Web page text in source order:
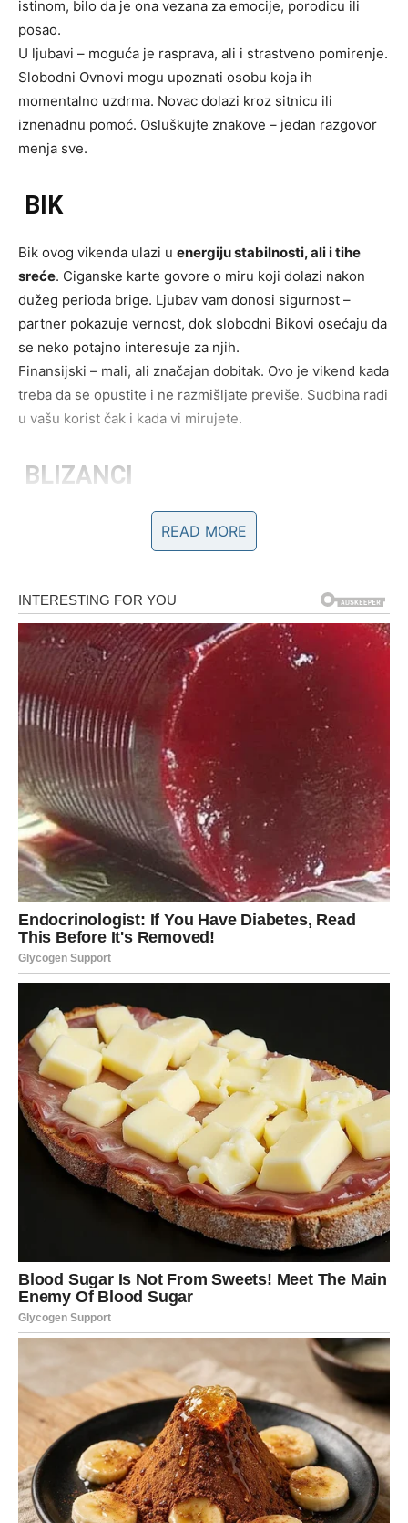
istinom, bilo da je ona vezana za emocije, porodicu ili
posao.
U ljubavi – moguća je rasprava, ali i strastveno pomirenje.
Slobodni Ovnovi mogu upoznati osobu koja ih
momentalno uzdrma. Novac dolazi kroz sitnicu ili
iznenadnu pomoć. Osluškujte znakove – jedan razgovor
menja sve.
BIK
Bik ovog vikenda ulazi u energiju stabilnosti, ali i tihe
sreće. Ciganske karte govore o miru koji dolazi nakon
dužeg perioda brige. Ljubav vam donosi sigurnost –
partner pokazuje vernost, dok slobodni Bikovi osećaju da
se neko potajno interesuje za njih.
Finansijski – mali, ali značajan dobitak. Ovo je vikend kada
treba da se opustite i ne razmišljate previše. Sudbina radi
u vašu korist čak i kada vi mirujete.
BLIZANCI
Za Blizance je ovo vikenddvojnosti i unutrašnjih dilema
Ciganska sudbina pokazuje dve staze – jednu poznatu i
prošlosti, a neki Blizanci mogu dobiti poruku koja ih
emotivno uzdrma.
Važno je da ne donosite ishitrene odluke. Vikend služi da
shvatite šta zaista želite. Novac nije u fokusu, ali jedna
ideja se rađa – zapamtite je.
RAK
Rak je pod snažnom zaštitom ovog vikenda. Ciganska
energija govori osuzi koja se pretvara u osmeh . Ljubav
vam donosi nežnost, razumevanje i potvrdu da niste
sami. Zauzeti Rakovi jačaju odnos, dok slobodni mogu
doživeti emotivni susret koji deluje sudbinski.
Porodica i dom su u centru pažnje. Ovo je vikend
isceljenja, razgovora i topline. Intuicija vam je izuzetno
jaka – slušajte je.
LAV
Lav ovog vikenda osećapoziv sudbine da zablista
kroz buku, već kroz stav i držanje. Ciganske karte govore
o priznanju koje dolazi, ali i o testu ponosa. U ljubavi –
strast, ali i potreba da kontrolišete emocije.
Neko vas posmatra i procenjuje. Finansijski – povoljan
vikend za dogovore i planove. Ne namećite se – vaša
energija govori sama za sebe.
DEVICA
Za Devicu je ovo vikendunutrašnjeg čišćenja
sudbina pokazuje da ste previše toga nosili u sebi.
Vikend vam donosi potrebu za tišinom, redom i
razmišljanjem.
U ljubavi – iskren razgovor može promeniti tok odnosa.
Slobodne Device shvataju da ne žele više polovične
emocije. Ovo je vikend odluke, ali tihe i mudre.
READ MORE